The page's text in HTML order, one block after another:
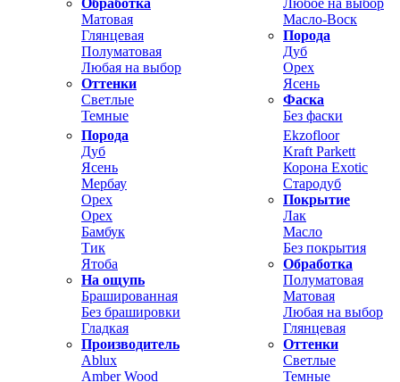
Матовая
Глянцевая
Полуматовая
Любая на выбор
Оттенки
Светлые
Темные
Масло-Воск
Порода
Дуб
Орех
Ясень
Фаска
Без фаски
Порода
Дуб
Ясень
Мербау
Орех
Орех
Бамбук
Тик
Ятоба
На ощупь
Брашированная
Без брашировки
Гладкая
Производитель
Ablux
Amber Wood
Ekzofloor
Kraft Parkett
Корона Exotic
Стародуб
Покрытие
Лак
Масло
Без покрытия
Обработка
Полуматовая
Матовая
Любая на выбор
Глянцевая
Оттенки
Светлые
Темные